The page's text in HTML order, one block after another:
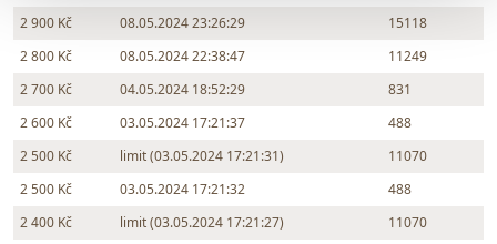
2 900 Kč
08.05.2024 23:26:29
15118
2 800 Kč
08.05.2024 22:38:47
11249
2 700 Kč
04.05.2024 18:52:29
831
2 600 Kč
03.05.2024 17:21:37
488
2 500 Kč
limit (03.05.2024 17:21:31)
11070
2 500 Kč
03.05.2024 17:21:32
488
2 400 Kč
limit (03.05.2024 17:21:27)
11070